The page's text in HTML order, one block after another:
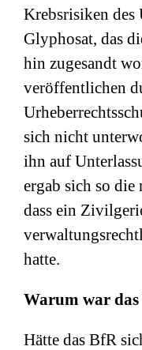
Krebsrisiken
Glyphosat, das
hin zugesandt
veröffentlichen
sich nicht
ihn auf
ergab sich so
dass ein
hatte.
Warum war
Hätte das BfR